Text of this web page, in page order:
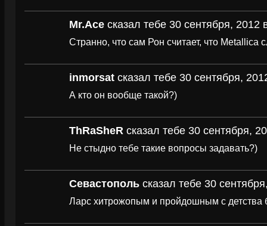
Mr.Асе сказал тебе 30 сентября, 2012
Странно, что сам Рон считает, что Меtаllicа
inmorsat сказал тебе 30 сентября,
А кто он вообще такой?)
ThRaSheR сказал тебе 30 сентября,
Не стыдно тебе такие вопросы задавать?)
Севастополь сказал тебе 30
Ларс хитрожопым и пройдошным с